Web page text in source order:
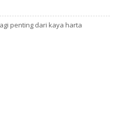
penting dari kaya harta